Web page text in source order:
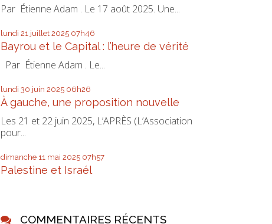
Par Étienne Adam . Le 17 août 2025. Une...
lundi 21 juillet 2025 07h46
Bayrou et le Capital : l’heure de vérité
Par Étienne Adam . Le...
lundi 30 juin 2025 06h26
À gauche, une proposition nouvelle
Les 21 et 22 juin 2025, L’APRÈS (L’Association
pour...
dimanche 11 mai 2025 07h57
Palestine et Israél
COMMENTAIRES RÉCENTS